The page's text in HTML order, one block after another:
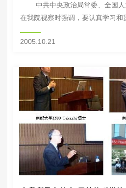
中共中央政治局常委、全国人
在我院视察时强调，要认真学习和
精神，全面落实科学发展观，按照
求，努力提高科技创新能力，加快
2005.10.21